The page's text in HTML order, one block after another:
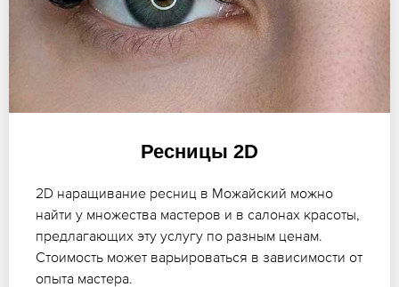
Ресницы 2D
2D наращивание ресниц в Можайский можно
найти у множества мастеров и в салонах красоты,
предлагающих эту услугу по разным ценам.
Стоимость может варьироваться в зависимости от
опыта мастера.